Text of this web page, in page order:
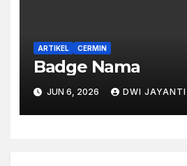
ARTIKEL CERMIN
Badge Nama
JUN 6, 2026 DWI JAYANTI